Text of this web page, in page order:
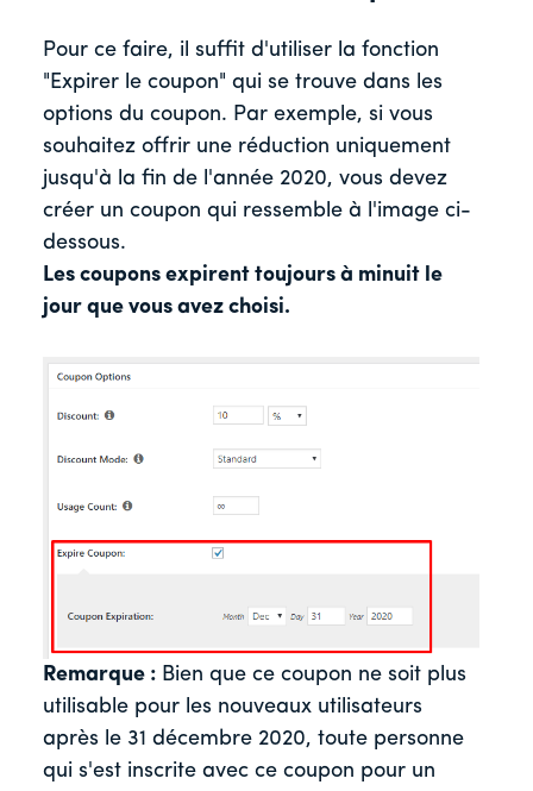
Pour ce faire, il suffit d'utiliser la fonction
"Expirer le coupon" qui se trouve dans les
options du coupon. Par exemple, si vous
souhaitez offrir une réduction uniquement
jusqu'à la fin de l'année 2020, vous devez
créer un coupon qui ressemble à l'image ci-
dessous.
Les coupons expirent toujours à minuit le
jour que vous avez choisi.
Remarque : Bien que ce coupon ne soit plus
utilisable pour les nouveaux utilisateurs
après le 31 décembre 2020, toute personne
qui s'est inscrite avec ce coupon pour un